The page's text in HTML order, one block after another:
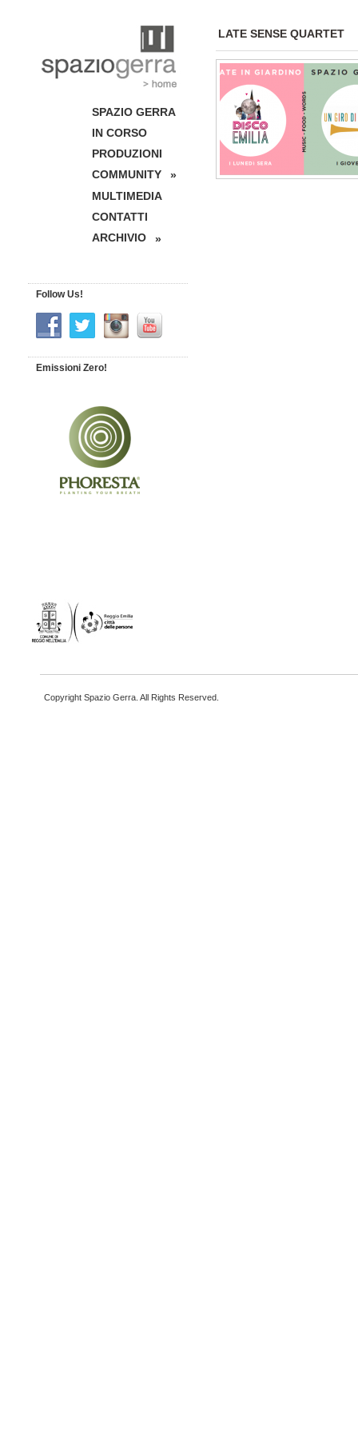
LATE SENSE QUARTET
SPAZIO GERRA
IN CORSO
PRODUZIONI
COMMUNITY
»
MULTIMEDIA
CONTATTI
ARCHIVIO
»
Follow Us!
Emissioni Zero!
Copyright Spazio Gerra. All Rights Reserved.